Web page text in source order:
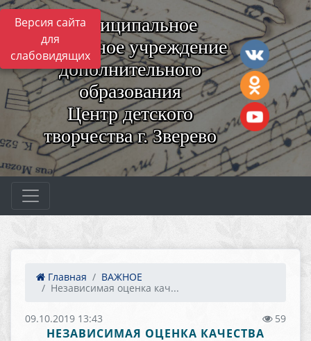
Версия сайта
для
слабовидящих
Муниципальное
бюджетное учреждение
дополнительного
образования
Центр детского
творчества г. Зверево
Главная
ВАЖНОЕ
Независимая оценка кач...
09.10.2019 13:43 59
НЕЗАВИСИМАЯ ОЦЕНКА КАЧЕСТВА